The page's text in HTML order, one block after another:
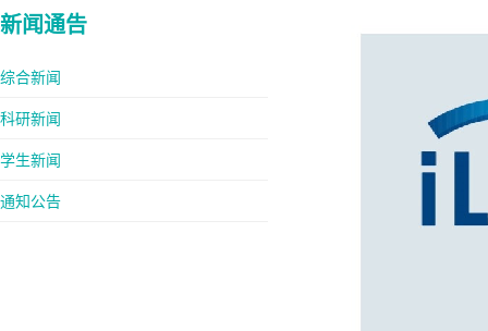
新闻通告
综合新闻
科研新闻
学生新闻
通知公告